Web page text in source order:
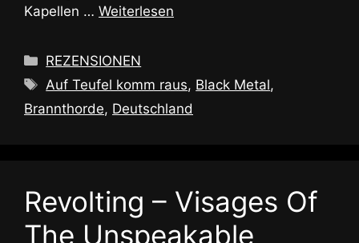
Kapellen … Weiterlesen
Kategorien
REZENSIONEN
Schlagwörter
Auf Teufel komm raus, Black Metal,
Brannthorde, Deutschland
Revolting – Visages Of
The Unspeakable